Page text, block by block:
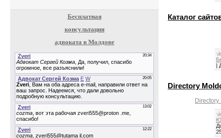
Бесплатная
консультация
адвоката в Молдове
Каталог
|
Directory